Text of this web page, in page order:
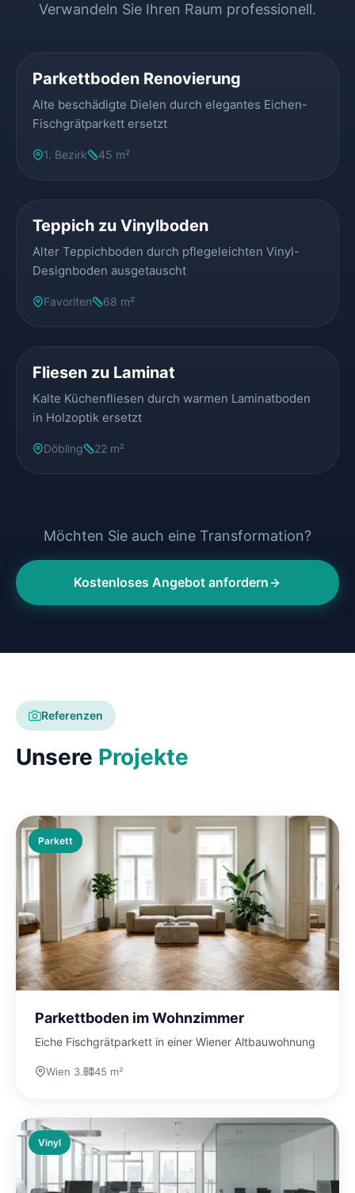
Verwandeln Sie Ihren Raum professionell.
Parkettboden Renovierung
Alte beschädigte Dielen durch elegantes Eichen-
Fischgrätparkett ersetzt
1. Bezirk 45 m²
Teppich zu Vinylboden
Alter Teppichboden durch pflegeleichten Vinyl-
Designboden ausgetauscht
Favoriten 68 m²
Fliesen zu Laminat
Kalte Küchenfliesen durch warmen Laminatboden
in Holzoptik ersetzt
Döbling 22 m²
Möchten Sie auch eine Transformation?
Kostenloses Angebot anfordern
Referenzen
Unsere Projekte
Parkett
Parkettboden im Wohnzimmer
Eiche Fischgrätparkett in einer Wiener Altbauwohnung
Wien 3. 45 m²
Vinyl